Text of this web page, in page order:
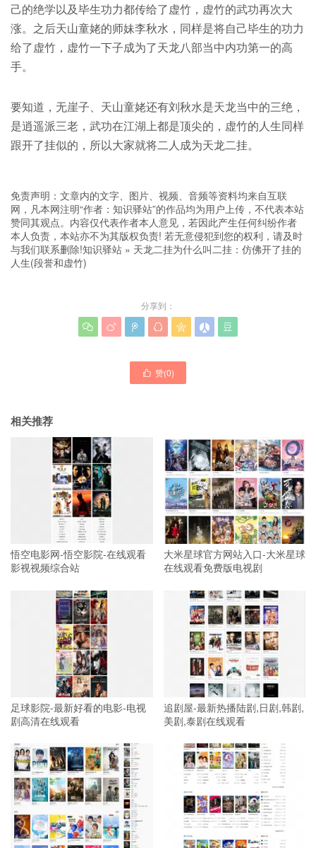
己的绝学以及毕生功力都传给了虚竹，虚竹的武功再次大
涨。之后天山童姥的师妹李秋水，同样是将自己毕生的功力
给了虚竹，虚竹一下子成为了天龙八部当中内功第一的高
手。
要知道，无崖子、天山童姥还有刘秋水是天龙当中的三绝，
是逍遥派三老，武功在江湖上都是顶尖的，虚竹的人生同样
跟开了挂似的，所以大家就将二人成为天龙二挂。
免责声明：文章内的文字、图片、视频、音频等资料均来自互联
网，凡本网注明“作者：知识驿站”的作品均为用户上传，不代表本站
赞同其观点。内容仅代表作者本人意见，若因此产生任何纠纷作者
本人负责，本站亦不为其版权负责! 若无意侵犯到您的权利，请及时
与我们联系删除!知识驿站 » 天龙二挂为什么叫二挂：仿佛开了挂的
人生(段誉和虚竹)
分享到：
      
 赞(0)
相关推荐
悟空电影网-悟空影院-在线观看
影视视频综合站
大米星球官方网站入口-大米星球
在线观看免费版电视剧
足球影院-最新好看的电影-电视
剧高清在线观看
追剧屋-最新热播陆剧,日剧,韩剧,
美剧,泰剧在线观看